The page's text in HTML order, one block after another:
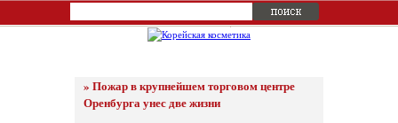
» Пожар в крупнейшем торговом центре
Оренбурга унес две жизни